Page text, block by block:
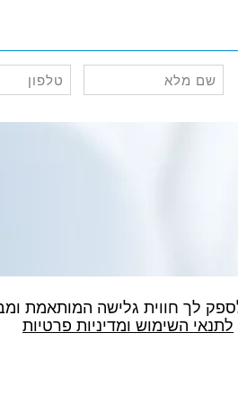
מלא
טלפון
(חובה)
לתנאי השימוש ומדיניות פרטיות